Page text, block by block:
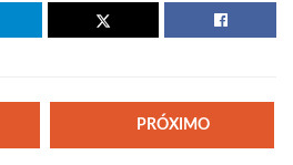
PRÓXIMO